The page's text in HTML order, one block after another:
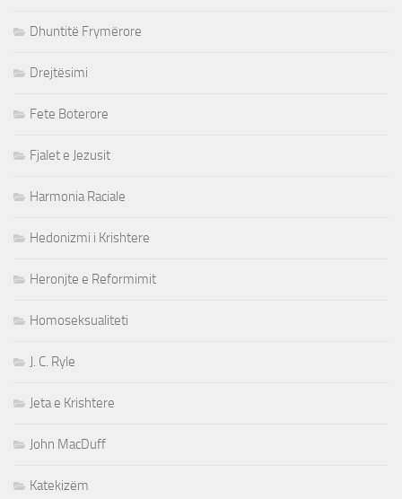
Dhuntitë Frymërore
Drejtësimi
Fete Boterore
Fjalet e Jezusit
Harmonia Raciale
Hedonizmi i Krishtere
Heronjte e Reformimit
Homoseksualiteti
J. C. Ryle
Jeta e Krishtere
John MacDuff
Katekizëm